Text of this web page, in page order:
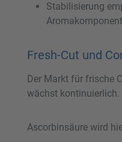
Stabilisierung
Fresh-Cut und
Der Markt für frische
wächst kontinuierlich.
Ascorbinsäure wird